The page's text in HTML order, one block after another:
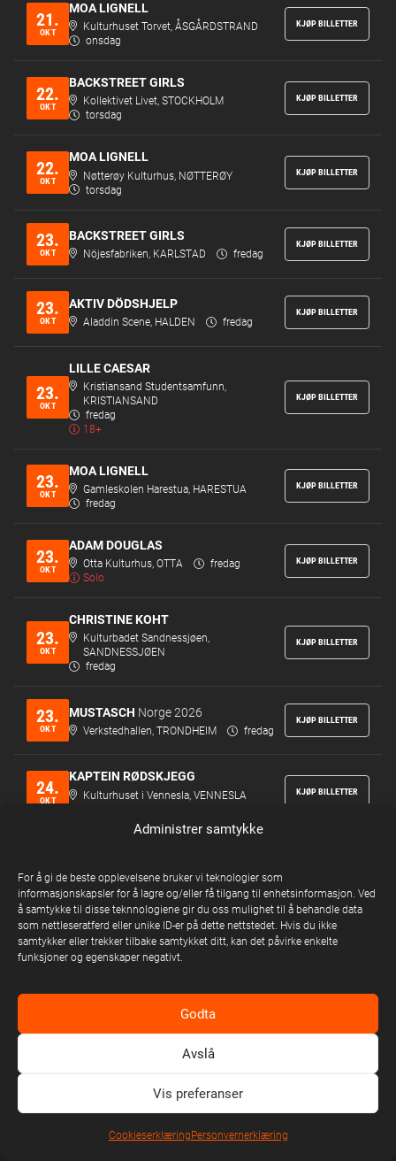
Administrer samtykke
For å gi de beste opplevelsene bruker vi teknologier som
informasjonskapsler for å lagre og/eller få tilgang til enhetsinformasjon. Ved
å samtykke til disse teknnologiene gir du oss mulighet til å behandle data
som nettleseratferd eller unike ID-er på dette nettstedet. Hvis du ikke
samtykker eller trekker tilbake samtykket ditt, kan det påvirke enkelte
funksjoner og egenskaper negativt.
Godta
Avslå
Vis preferanser
CookieserklæringPersonvernerklæring
21.
OKT
MOA LIGNELL
Kulturhuset Torvet, ÅSGÅRDSTRAND
onsdag
KJØP BILLETTER
22.
OKT
BACKSTREET GIRLS
Kollektivet Livet, STOCKHOLM
torsdag
KJØP BILLETTER
22.
OKT
MOA LIGNELL
Nøtterøy Kulturhus, NØTTERØY
torsdag
KJØP BILLETTER
23.
OKT
BACKSTREET GIRLS
Nöjesfabriken, KARLSTAD fredag
KJØP BILLETTER
23.
OKT
AKTIV DÖDSHJELP
Aladdin Scene, HALDEN fredag
KJØP BILLETTER
23.
OKT
LILLE CAESAR
Kristiansand Studentsamfunn,
KRISTIANSAND
fredag
18+
KJØP BILLETTER
23.
OKT
MOA LIGNELL
Gamleskolen Harestua, HARESTUA
fredag
KJØP BILLETTER
23.
OKT
ADAM DOUGLAS
Otta Kulturhus, OTTA
fredag
Solo
KJØP BILLETTER
23.
OKT
CHRISTINE KOHT
Kulturbadet Sandnessjøen,
SANDNESSJØEN
fredag
KJØP BILLETTER
23.
OKT
MUSTASCH Norge 2026
Verkstedhallen, TRONDHEIM fredag
KJØP BILLETTER
24.
OKT
KAPTEIN RØDSKJEGG
Kulturhuset i Vennesla, VENNESLA
KJØP BILLETTER
24.
OKT
lørdag
Solo
24.
OKT
BACKSTREET GIRLS
Lokstallet, SKÖVDE
Tou Scene, STAVANGER
lørdag